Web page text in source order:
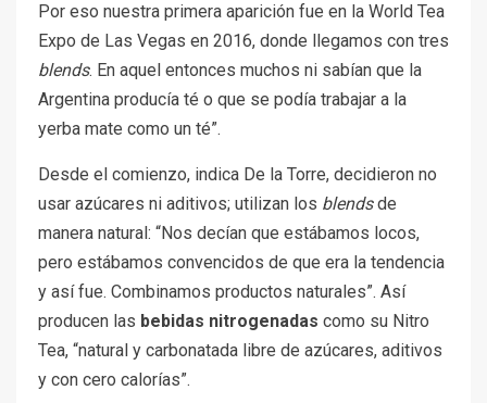
Por eso nuestra primera aparición fue en la World Tea
Expo de Las Vegas en 2016, donde llegamos con tres
blends. En aquel entonces muchos ni sabían que la
Argentina producía té o que se podía trabajar a la
yerba mate como un té”.
Desde el comienzo, indica De la Torre, decidieron no
usar azúcares ni aditivos; utilizan los blendsde
manera natural: “Nos decían que estábamos locos,
pero estábamos convencidos de que era la tendencia
y así fue. Combinamos productos naturales”. Así
producen las bebidas nitrogenadas como su Nitro
Tea, “natural y carbonatada libre de azúcares, aditivos
y con cero calorías”.